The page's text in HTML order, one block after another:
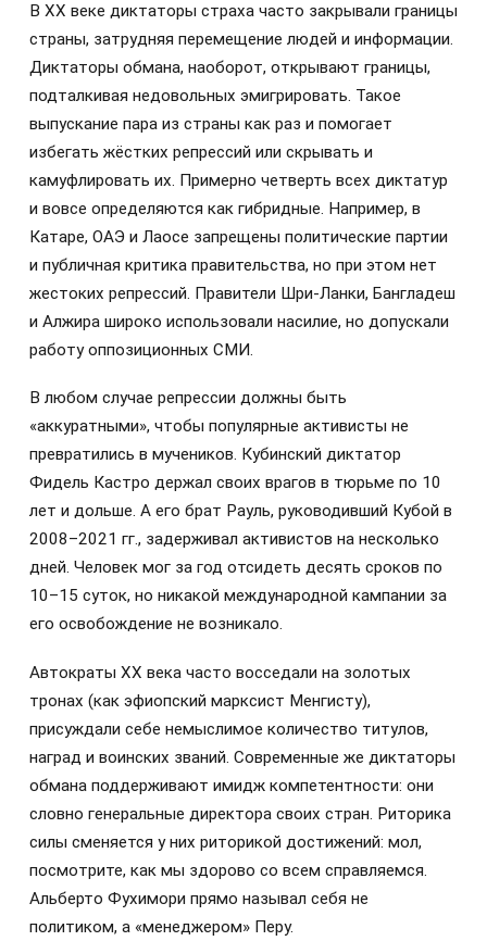
В XX веке диктаторы страха часто закрывали границы
страны, затрудняя перемещение людей и информации.
Диктаторы обмана, наоборот, открывают границы,
подталкивая недовольных эмигрировать. Такое
выпускание пара из страны как раз и помогает
избегать жёстких репрессий или скрывать и
камуфлировать их. Примерно четверть всех диктатур
и вовсе определяются как гибридные. Например, в
Катаре, ОАЭ и Лаосе запрещены политические партии
и публичная критика правительства, но при этом нет
жестоких репрессий. Правители Шри-Ланки, Бангладеш
и Алжира широко использовали насилие, но допускали
работу оппозиционных СМИ.
В любом случае репрессии должны быть
«аккуратными», чтобы популярные активисты не
превратились в мучеников. Кубинский диктатор
Фидель Кастро держал своих врагов в тюрьме по 10
лет и дольше. А его брат Рауль, руководивший Кубой в
2008–2021 гг., задерживал активистов на несколько
дней. Человек мог за год отсидеть десять сроков по
10–15 суток, но никакой международной кампании за
его освобождение не возникало.
Автократы XX века часто восседали на золотых
тронах (как эфиопский марксист Менгисту),
присуждали себе немыслимое количество титулов,
наград и воинских званий. Современные же диктаторы
обмана поддерживают имидж компетентности: они
словно генеральные директора своих стран. Риторика
силы сменяется у них риторикой достижений: мол,
посмотрите, как мы здорово со всем справляемся.
Альберто Фухимори прямо называл себя не
политиком, а «менеджером» Перу.